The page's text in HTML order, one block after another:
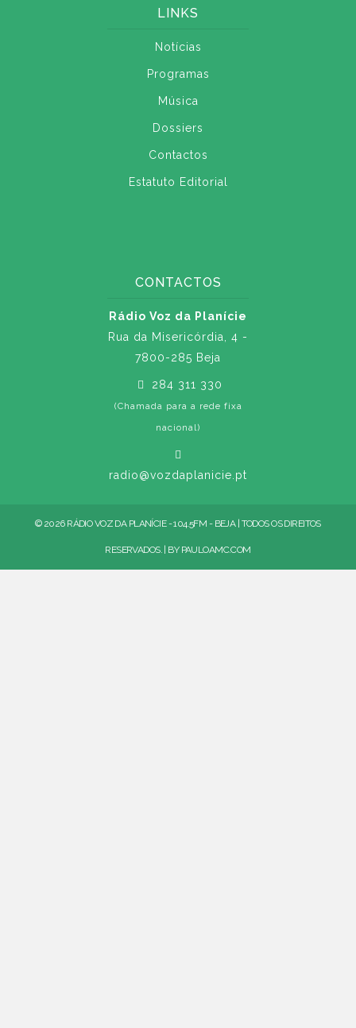
LINKS
Notícias
Programas
Música
Dossiers
Contactos
Estatuto Editorial
CONTACTOS
Rádio Voz da Planície
Rua da Misericórdia, 4 -
7800-285 Beja
284 311 330
(Chamada para a rede fixa
nacional)
radio@vozdaplanicie.pt
© 2026 RÁDIO VOZ DA PLANÍCIE - 104.5FM - BEJA | TODOS OS DIREITOS
RESERVADOS. | BY PAULOAMC.COM